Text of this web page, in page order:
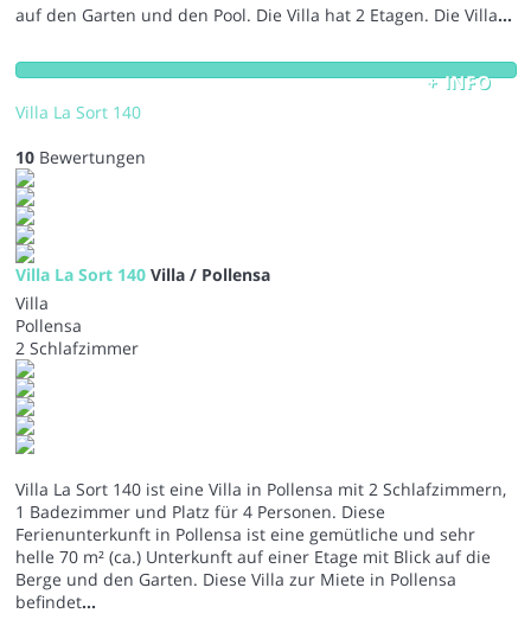
auf den Garten und den Pool. Die Villa hat 2 Etagen. Die Villa...
+ INFO
Villa La Sort 140
10Bewertungen
Villa La Sort 140 Villa / Pollensa
Villa
Pollensa
2 Schlafzimmer
Villa La Sort 140 ist eine Villa in Pollensa mit 2 Schlafzimmern,
1 Badezimmer und Platz für 4 Personen. Diese
Ferienunterkunft in Pollensa ist eine gemütliche und sehr
helle 70 m² (ca.) Unterkunft auf einer Etage mit Blick auf die
Berge und den Garten. Diese Villa zur Miete in Pollensa
befindet...